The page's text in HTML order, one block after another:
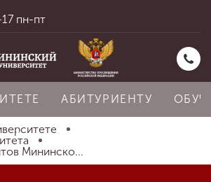
пн-пт
АБИТУРИЕНТУ
Мининско...